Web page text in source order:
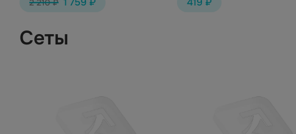
2 210 ₽
Сеты